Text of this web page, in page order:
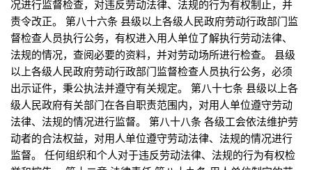
况进行监督检查，对违反劳动法律、法规的行为有权制止，并
责令改正。 第八十六条 县级以上各级人民政府劳动行政部门监
督检查人员执行公务，有权进入用人单位了解执行劳动法律、
法规的情况，查阅必要的资料，并对劳动场所进行检查。 县级
以上各级人民政府劳动行政部门监督检查人员执行公务，必须
出示证件，秉公执法并遵守有关规定。 第八十七条 县级以上各
级人民政府有关部门在各自职责范围内，对用人单位遵守劳动
法律、法规的情况进行监督。 第八十八条 各级工会依法维护劳
动者的合法权益，对用人单位遵守劳动法律、法规的情况进行
监督。 任何组织和个人对于违反劳动法律、法规的行为有权检